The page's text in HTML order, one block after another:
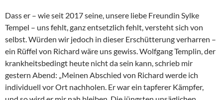
Dass er – wie seit 2017 seine, unsere liebe Freundin Sylke
Tempel – uns fehlt, ganz entsetzlich fehlt, versteht sich von
selbst. Würden wir jedoch in dieser Erschütterung verharren –
ein Rüffel von Richard wäre uns gewiss. Wolfgang Templin, der
krankheitsbedingt heute nicht da sein kann, schrieb mir
gestern Abend: „Meinen Abschied von Richard werde ich
individuell vor Ort nachholen. Er war ein tapferer Kämpfer,